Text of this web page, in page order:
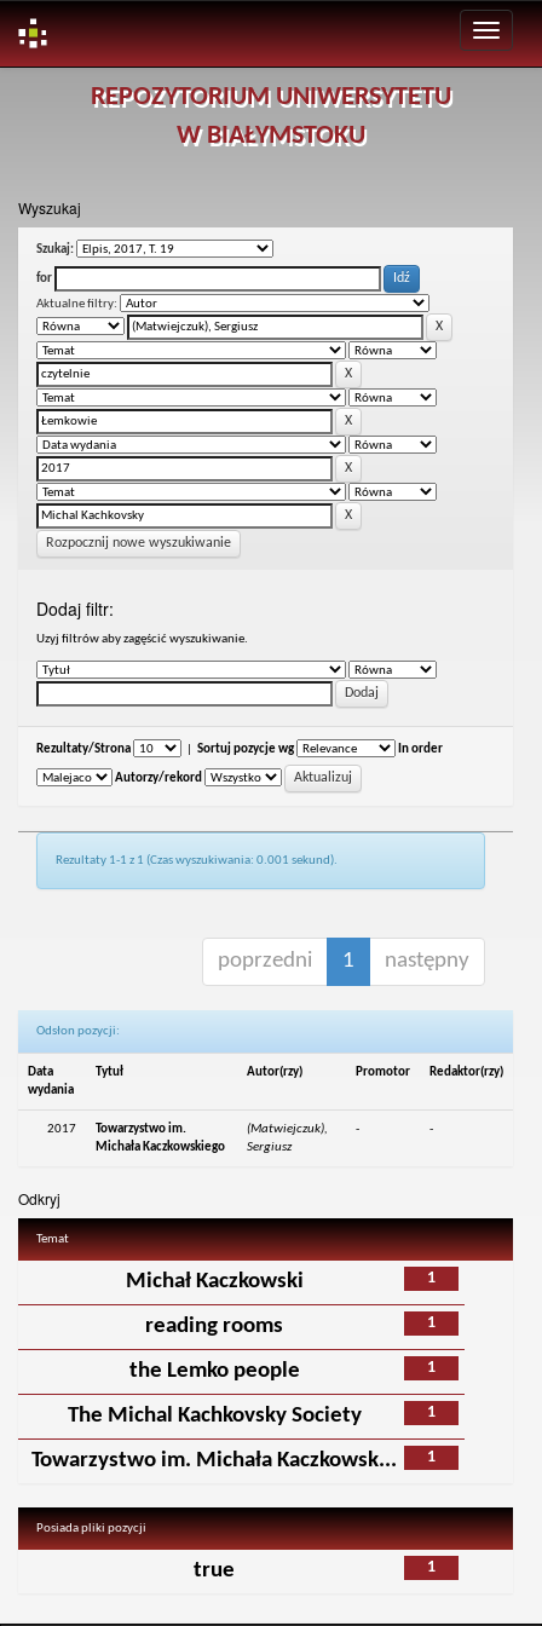
REPOZYTORIUM UNIWERSYTETU
W BIAŁYMSTOKU
Wyszukaj
Szukaj:
for
Aktualne filtry:
Rozpocznij nowe wyszukiwanie
Dodaj filtr:
Uzyj filtrów aby zagęścić wyszukiwanie.
Rezultaty/Strona Sortuj pozycje wg In order
Autorzy/rekord
Rezultaty 1-1 z 1 (Czas wyszukiwania: 0.001 sekund).
poprzedni 1 następny
Odsłon pozycji:
Data
wydania
Tytuł Autor(rzy) Promotor Redaktor(rzy)
2017
Towarzystwo im.
Michała Kaczkowskiego
(Matwiejczuk),
Sergiusz
- -
Odkryj
Temat
1
Michał Kaczkowski
1
reading rooms
1
the Lemko people
1
The Michal Kachkovsky Society
1
Towarzystwo im. Michała Kaczkowsk...
Posiada pliki pozycji
1
true